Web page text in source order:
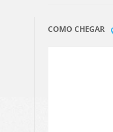
COMO CHEGAR